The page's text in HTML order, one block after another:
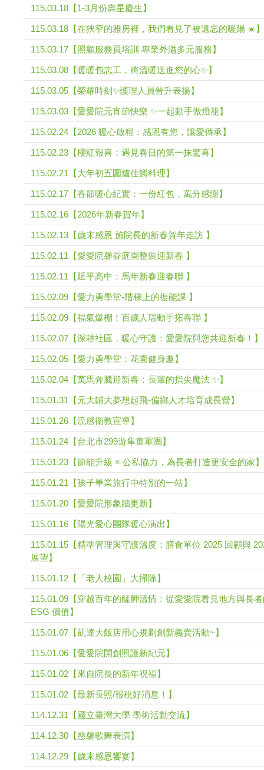
115.03.18【1-3月份壽星慶生】
115.03.18【在狹窄的雅房裡，我們看見了被遺忘的暖陽 ☀️】
115.03.17【照顧服務員培訓 專業外溢多元服務】
115.03.08【暖暖包志工，將溫暖送進您的心✨】
115.03.05【榮耀時刻✨護理人員晉升表揚】
115.03.03【愛愛院元宵節快樂 ✨一起動手做燈籠】
115.02.24【2026 暖心啟程：感恩有您，讓愛傳承】
115.02.23【櫻紅報喜：遇見春日的第一抹驚喜】
115.02.21【大年初五圍爐佳餚料理】
115.02.17【春節暖心紀實：一份紅包，萬分感謝】
115.02.16【2026年新春賀年】
115.02.13【歲末感恩 施院長的新春賀年走訪 】
115.02.11【愛愛院馨香庭園整裝迎新春 】
115.02.11【延平高中：馬年新春迎春聯 】
115.02.09【愛力勇學堂-階梯上的復能課 】
115.02.09【福氣爆棚！百歲人瑞動手拓春聯 】
115.02.07【深耕社區，暖心守護：愛愛院與您共迎新春！】
115.02.05【愛力勇學堂：花園健身趣】
115.02.04【萬馬奔騰迎新春：長輩的指尖魔法 ✨】
115.01.31【元大輔大夢想起飛-偏鄉人才培育成長營】
115.01.26【流感衛教宣導】
115.01.24【台北市299遊隼童軍團】
115.01.23【節能升級 × 公私協力，為長者打造更安全的家】
115.01.21【孩子畢業旅行中特別的一站】
115.01.20【愛愛院形象牆更新】
115.01.16【陽光愛心團隊暖心演出】
115.01.15【精準管理與守護溫度：膳食單位 2025 回顧與
展望】
115.01.12【「老人校園」大掃除】
115.01.09【穿越百年的艋舺溫情：從愛愛院看見地方與長
ESG 價值】
115.01.07【凱達大飯店用心規劃創新義賣活動~】
115.01.06【愛愛院開創照護新紀元】
115.01.02【來自院長的新年祝福】
115.01.02【最新長照/報稅好消息！】
114.12.31【國立臺灣大學 學術活動交流】
114.12.30【慈馨歌舞表演】
114.12.29【歲末感恩饗宴】